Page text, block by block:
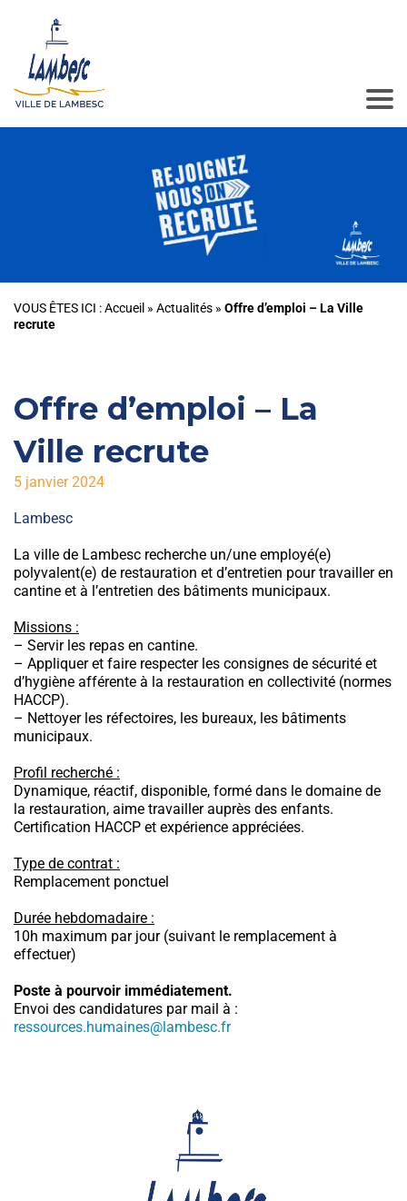
VOUS ÊTES ICI :Accueil » Actualités » Offre d’emploi – La Ville
recrute
Offre d’emploi – La
Ville recrute
5 janvier 2024
Lambesc
La ville de Lambesc recherche un/une employé(e)
polyvalent(e) de restauration et d’entretien pour travailler en
cantine et à l’entretien des bâtiments municipaux.
Missions :
– Servir les repas en cantine.
– Appliquer et faire respecter les consignes de sécurité et
d’hygiène afférente à la restauration en collectivité (normes
HACCP).
– Nettoyer les réfectoires, les bureaux, les bâtiments
municipaux.
Profil recherché :
Dynamique, réactif, disponible, formé dans le domaine de
la restauration, aime travailler auprès des enfants.
Certification HACCP et expérience appréciées.
Type de contrat :
Remplacement ponctuel
Durée hebdomadaire :
10h maximum par jour (suivant le remplacement à
effectuer)
Poste à pourvoir immédiatement.
Envoi des candidatures par mail à :
ressources.humaines@lambesc.fr